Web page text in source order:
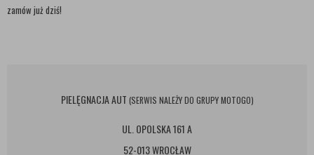
zamów już dziś!
PIELĘGNACJA AUT (SERWIS NALEŻY DO GRUPY MOTOGO)
UL. OPOLSKA 161 A
52-013 WROCŁAW